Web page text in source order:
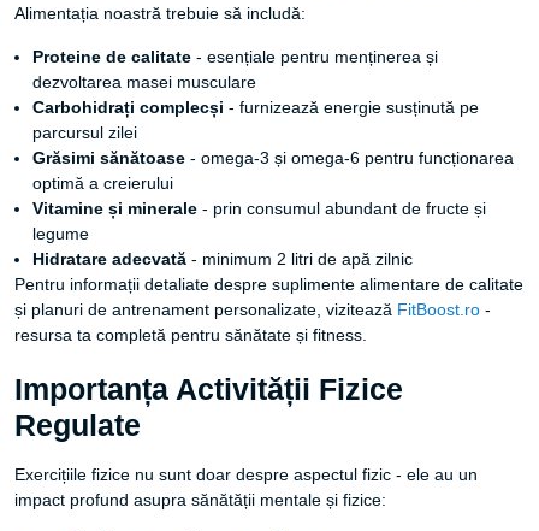
Alimentația noastră trebuie să includă:
Proteine de calitate - esențiale pentru menținerea și
dezvoltarea masei musculare
Carbohidrați complecși - furnizează energie susținută pe
parcursul zilei
Grăsimi sănătoase - omega-3 și omega-6 pentru funcționarea
optimă a creierului
Vitamine și minerale - prin consumul abundant de fructe și
legume
Hidratare adecvată - minimum 2 litri de apă zilnic
Pentru informații detaliate despre suplimente alimentare de calitate
și planuri de antrenament personalizate, vizitează FitBoost.ro -
resursa ta completă pentru sănătate și fitness.
Importanța Activității Fizice
Regulate
Exercițiile fizice nu sunt doar despre aspectul fizic - ele au un
impact profund asupra sănătății mentale și fizice: